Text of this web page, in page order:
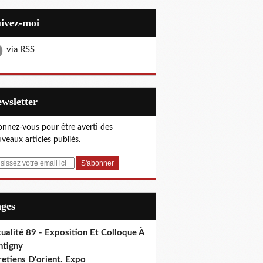
moi
via RSS
vous pour être averti des
articles publiés.
89 - Exposition Et Colloque À
D'orient. Expo